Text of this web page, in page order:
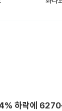
하락에 6270